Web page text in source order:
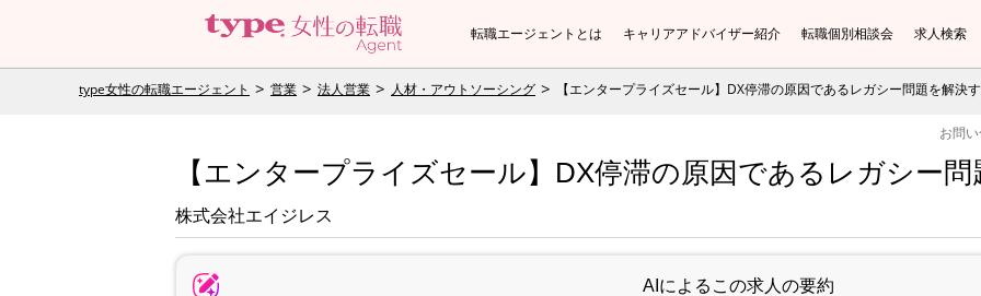
転職エージェントとは キャリアアドバイザー紹介 転職個別相談会 求人検索
type女性の転職エージェント 営業 法人営業 人材・アウトソーシング 【エンタープライズセール】DX停滞の原因であるレガシー問題を解決
お問
【エンタープライズセール】DX停滞の原因であるレガシー
株式会社エイジレス
AIによるこの求人の要約